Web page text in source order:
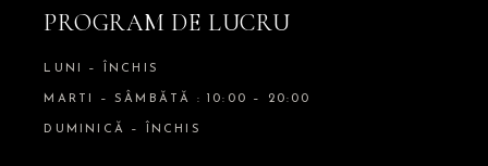
PROGRAM DE LUCRU
LUNI – ÎNCHIS
MARTI – SÂMBĂTĂ : 10:00 – 20:00
DUMINICĂ – ÎNCHIS